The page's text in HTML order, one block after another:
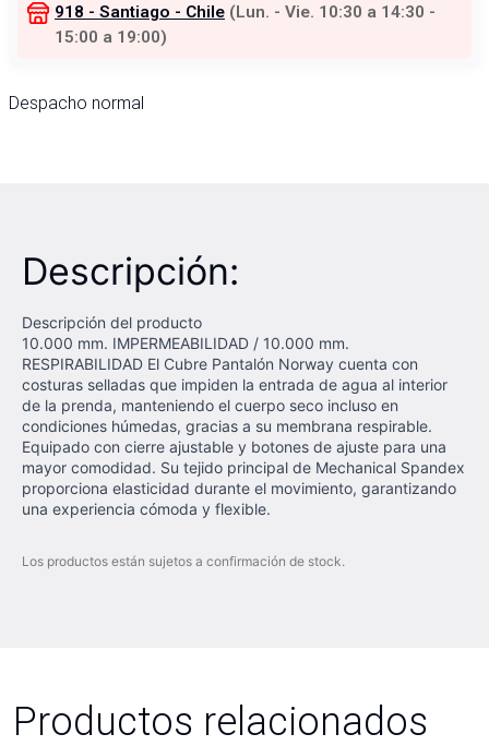
918 - Santiago - Chile (Lun. - Vie. 10:30 a 14:30 -
15:00 a 19:00)
Despacho normal
Descripción:
Descripción del producto
10.000 mm. IMPERMEABILIDAD / 10.000 mm.
RESPIRABILIDAD El Cubre Pantalón Norway cuenta con
costuras selladas que impiden la entrada de agua al interior
de la prenda, manteniendo el cuerpo seco incluso en
condiciones húmedas, gracias a su membrana respirable.
Equipado con cierre ajustable y botones de ajuste para una
mayor comodidad. Su tejido principal de Mechanical Spandex
proporciona elasticidad durante el movimiento, garantizando
una experiencia cómoda y flexible.
Los productos están sujetos a confirmación de stock.
Productos relacionados